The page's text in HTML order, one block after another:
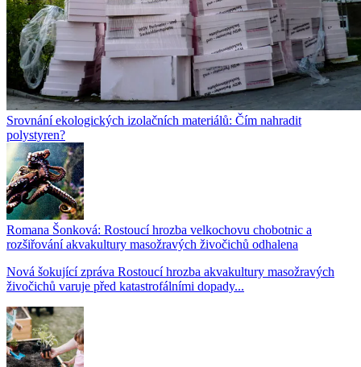
Srovnání ekologických izolačních materiálů: Čím nahradit
polystyren?
Romana Šonková: Rostoucí hrozba velkochovu chobotnic a
rozšiřování akvakultury masožravých živočichů odhalena
Nová šokující zpráva Rostoucí hrozba akvakultury masožravých
živočichů varuje před katastrofálními dopady...